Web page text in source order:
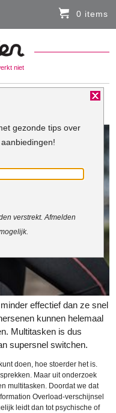
niet
effectief dan ze snel
kunnen helemaal
Multitasken is dus
supersnel switchen.
doen, hoe stoerder het is.
Maar uit onderzoek
multitasken. Doordat we dat
Overload-verschijnsel
leidt dan tot psychische of
0 items
gezonde tips over
verstrekt. Afmelden